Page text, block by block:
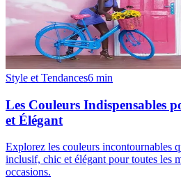
Style et Tendances6 min
Les Couleurs Indispensables
et Élégant
Explorez les couleurs incontournables
inclusif, chic et élégant pour toutes les
occasions.